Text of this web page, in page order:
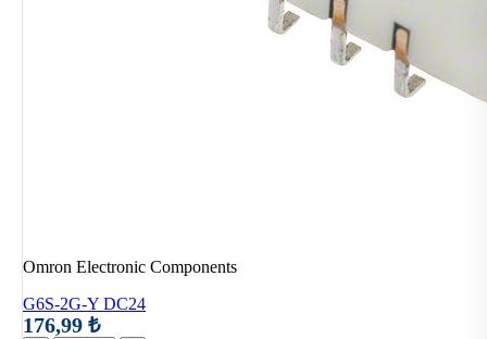
Omron Electronic Components
G6S-2G-Y DC24
176,99 ₺